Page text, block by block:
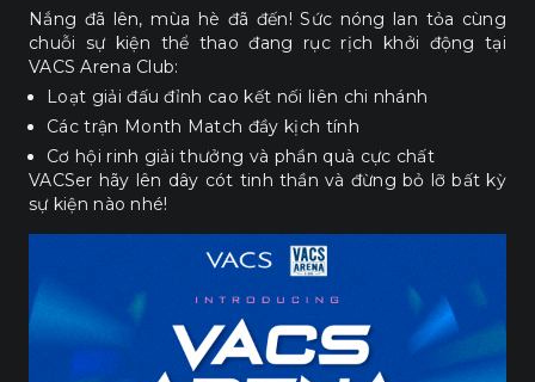
Nắng đã lên, mùa hè đã đến! Sức nóng lan tỏa cùng
chuỗi sự kiện thể thao đang rục rịch khởi động tại
VACS Arena Club:
Loạt giải đấu đỉnh cao kết nối liên chi nhánh
Các trận Month Match đầy kịch tính
Cơ hội rinh giải thưởng và phần quà cực chất
VACSer hãy lên dây cót tinh thần và đừng bỏ lỡ bất kỳ
sự kiện nào nhé!